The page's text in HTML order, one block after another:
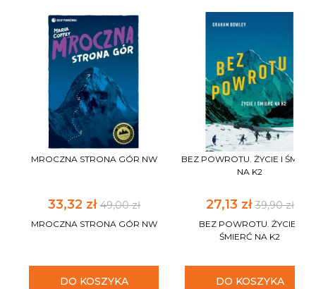
MROCZNA STRONA GÓR NW
33,32 zł49,00 zł
MROCZNA STRONA GÓR NW
DO KOSZYKA
BEZ POWROTU. ŻYCIE I
NA K2
27,13 zł39,90 zł
BEZ POWROTU. ŻYCIE I
ŚMIERĆ NA K2
DO KOSZYKA